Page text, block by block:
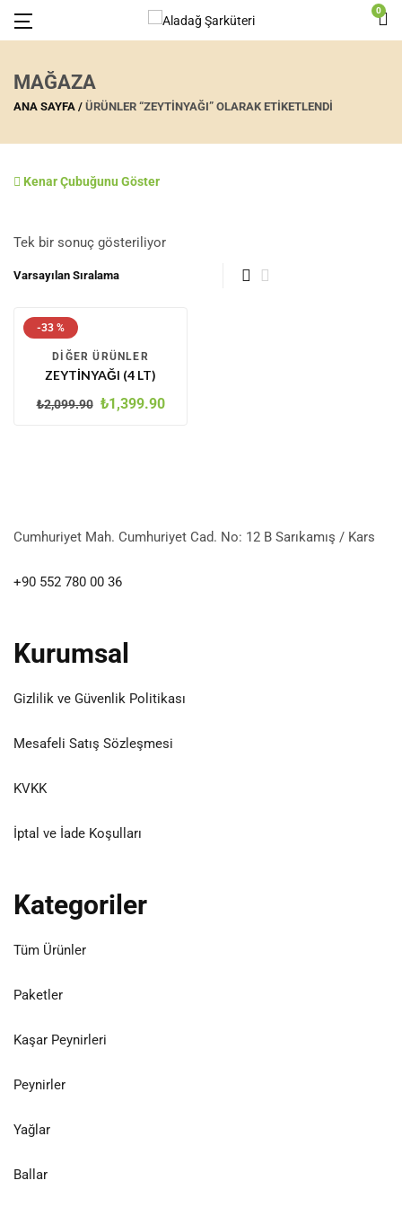
0
MAĞAZA
ANA SAYFA ÜRÜNLER “ZEYTINYAĞI” OLARAK ETIKETLENDI
Kenar Çubuğunu Göster
Tek bir sonuç gösteriliyor
-33 %
DIĞER ÜRÜNLER
ZEYTINYAĞI (4 LT)
₺2,099.90 ₺1,399.90
Cumhuriyet Mah. Cumhuriyet Cad. No: 12 B Sarıkamış / Kars
+90 552 780 00 36
Kurumsal
Gizlilik ve Güvenlik Politikası
Mesafeli Satış Sözleşmesi
KVKK
İptal ve İade Koşulları
Kategoriler
Tüm Ürünler
Paketler
Kaşar Peynirleri
Peynirler
Yağlar
Ballar